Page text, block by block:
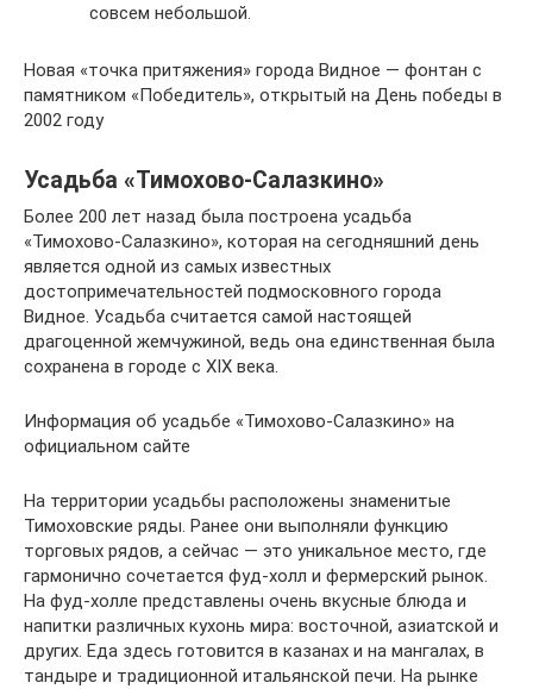
совсем небольшой.
Новая «точка притяжения» города Видное — фонтан с
памятником «Победитель», открытый на День победы в
2002 году
Усадьба «Тимохово-Салазкино»
Более 200 лет назад была построена усадьба
«Тимохово-Салазкино», которая на сегодняшний день
является одной из самых известных
достопримечательностей подмосковного города
Видное. Усадьба считается самой настоящей
драгоценной жемчужиной, ведь она единственная была
сохранена в городе с XIX века.
Информация об усадьбе «Тимохово-Салазкино» на
официальном сайте
На территории усадьбы расположены знаменитые
Тимоховские ряды. Ранее они выполняли функцию
торговых рядов, а сейчас — это уникальное место, где
гармонично сочетается фуд-холл и фермерский рынок.
На фуд-холле представлены очень вкусные блюда и
напитки различных кухонь мира: восточной, азиатской и
других. Еда здесь готовится в казанах и на мангалах, в
тандыре и традиционной итальянской печи. На рынке